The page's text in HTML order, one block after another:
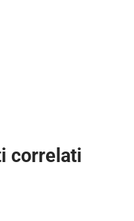
correlati